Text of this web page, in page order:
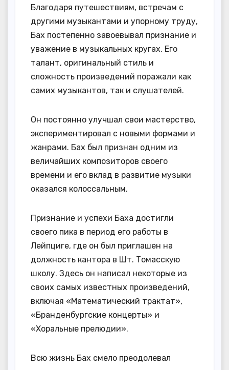
Благодаря путешествиям, встречам с
другими музыкантами и упорному труду,
Бах постепенно завоевывал признание и
уважение в музыкальных кругах. Его
талант, оригинальный стиль и
сложность произведений поражали как
самих музыкантов, так и слушателей.
Он постоянно улучшал свои мастерство,
экспериментировал с новыми формами и
жанрами. Бах был признан одним из
величайших композиторов своего
времени и его вклад в развитие музыки
оказался колоссальным.
Признание и успехи Баха достигли
своего пика в период его работы в
Лейпциге, где он был приглашен на
должность кантора в Шт. Томасскую
школу. Здесь он написал некоторые из
своих самых известных произведений,
включая «Математический трактат»,
«Бранденбургские концерты» и
«Хоральные прелюдии».
Всю жизнь Бах смело преодолевал